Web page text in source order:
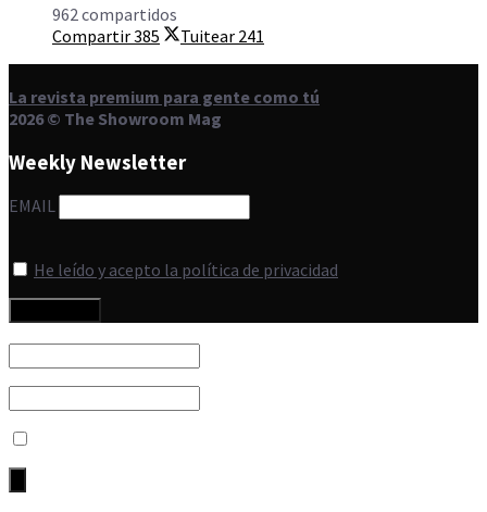
962 compartidos
Compartir385 Tuitear 241
La revista premium para gente como tú
2026 © The Showroom Mag
Weekly Newsletter
EMAIL
He leído y acepto la política de privacidad